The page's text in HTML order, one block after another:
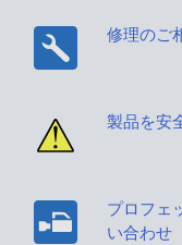
修理のご
製品を安
プロフェ
い合わせ